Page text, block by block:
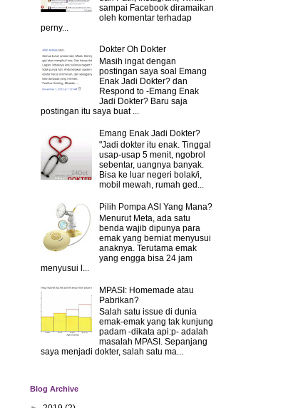
sampai Facebook diramaikan
oleh komentar terhadap
perny...
Dokter Oh Dokter
Masih ingat dengan
postingan saya soal Emang
Enak Jadi Dokter? dan
Respond to -Emang Enak
Jadi Dokter? Baru saja
postingan itu saya buat ...
Emang Enak Jadi Dokter?
"Jadi dokter itu enak. Tinggal
usap-usap 5 menit, ngobrol
sebentar, uangnya banyak.
Bisa ke luar negeri bolak/i,
mobil mewah, rumah ged...
Pilih Pompa ASI Yang Mana?
Menurut Meta, ada satu
benda wajib dipunya para
emak yang berniat menyusui
anaknya. Terutama emak
yang engga bisa 24 jam
menyusui l...
MPASI: Homemade atau
Pabrikan?
Salah satu issue di dunia
emak-emak yang tak kunjung
padam -dikata api:p- adalah
masalah MPASI. Sepanjang
saya menjadi dokter, salah satu ma...
Blog Archive